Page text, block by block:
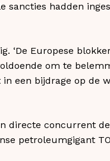
sancties hadden
‘De Europese
om te
een bijdrage op de
directe concurrent
petroleumgigant